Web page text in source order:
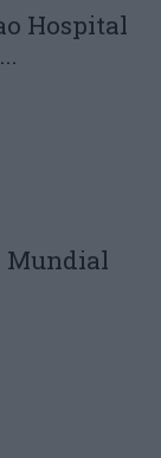
Hospital
Mundial